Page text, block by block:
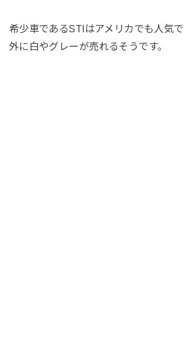
希少車であるSTIはアメリカでも人気
外に白やグレーが売れるそうです。